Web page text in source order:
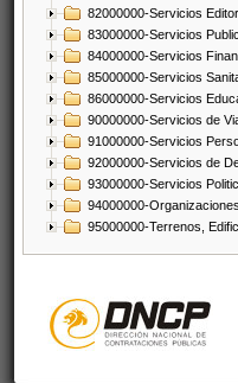
82000000-Servicios
83000000-Servicios
84000000-Servicios
85000000-Servicios
86000000-Servicios
90000000-Servicios de
91000000-Servicios
92000000-Servicios de
93000000-Servicios
94000000-
95000000-Terrenos,